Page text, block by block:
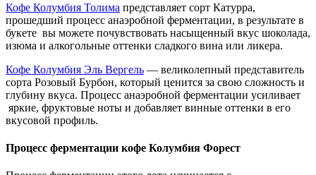
Кофе Колумбия Толима представляет сорт Катурра,
прошедший процесс анаэробной ферментации, в результате в
букете вы можете почувствовать насыщенный вкус шоколада,
изюма и алкогольные оттенки сладкого вина или ликера.
Кофе Колумбия Эль Вергель — великолепный представитель
сорта Розовый Бурбон, который ценится за свою сложность и
глубину вкуса. Процесс анаэробной ферментации усиливает
яркие, фруктовые ноты и добавляет винные оттенки в его
вкусовой профиль.
Процесс ферментации кофе Колумбия Форест